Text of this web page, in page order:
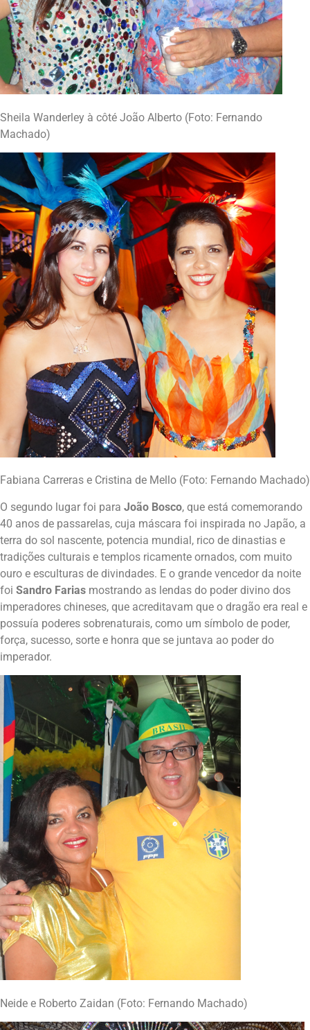
Sheila Wanderley à côté João Alberto (Foto: Fernando
Machado)
Fabiana Carreras e Cristina de Mello (Foto: Fernando Machado)
O segundo lugar foi para João Bosco, que está comemorando
40 anos de passarelas, cuja máscara foi inspirada no Japão, a
terra do sol nascente, potencia mundial, rico de dinastias e
tradições culturais e templos ricamente ornados, com muito
ouro e esculturas de divindades. E o grande vencedor da noite
foi Sandro Farias mostrando as lendas do poder divino dos
imperadores chineses, que acreditavam que o dragão era real e
possuía poderes sobrenaturais, como um símbolo de poder,
força, sucesso, sorte e honra que se juntava ao poder do
imperador.
Neide e Roberto Zaidan (Foto: Fernando Machado)